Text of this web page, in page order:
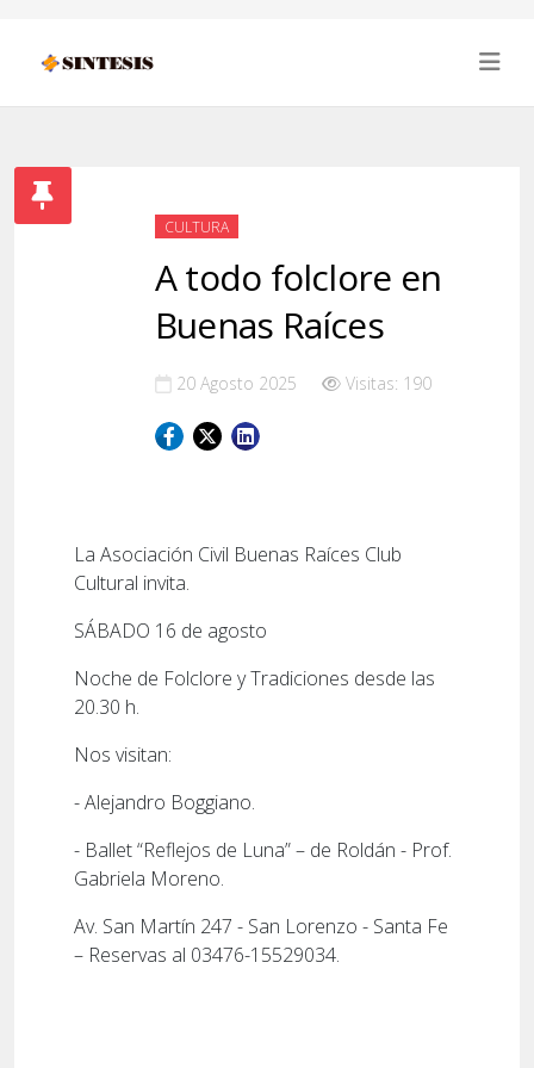
CULTURA
A todo folclore en
Buenas Raíces
20 Agosto 2025 Visitas: 190
La Asociación Civil Buenas Raíces Club
Cultural invita.
SÁBADO 16 de agosto
Noche de Folclore y Tradiciones desde las
20.30 h.
Nos visitan:
- Alejandro Boggiano.
- Ballet “Reflejos de Luna” – de Roldán - Prof.
Gabriela Moreno.
Av. San Martín 247 - San Lorenzo - Santa Fe
– Reservas al 03476-15529034.